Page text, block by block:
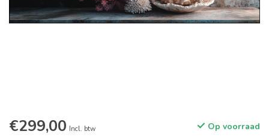
€299,00 Incl. btw Op voorraad